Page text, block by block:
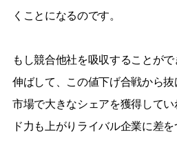
くことになるのです。
もし競合他社を吸収することが
伸ばして、この値下げ合戦から抜
市場で大きなシェアを獲得して
ド力も上がりライバル企業に差